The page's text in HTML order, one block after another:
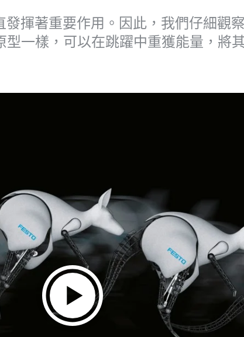
揮著重要作用。因此，我們仔細觀
型一樣，可以在跳躍中重獲能量，將